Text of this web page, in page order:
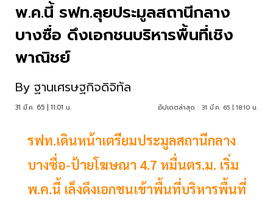
พ.ค.นี้ รฟท.ลุยประมูลสถานีกลาง
บางซื่อ ดึงเอกชนบริหารพื้นที่เชิง
พาณิชย์
By ฐานเศรษฐกิจดิจิทัล
31 มี.ค. 65 | 11:01 น. อัปเดตล่าสุด : 31 มี.ค. 65 | 18:10 น.
รฟท.เดินหน้าเตรียมประมูลสถานีกลาง
บางซื่อ-ป้ายโฆษณา 4.7 หมื่นตร.ม. เริ่ม
พ.ค.นี้ เล็งดึงเอกชนเข้าพื้นที่บริหารพื้นที่